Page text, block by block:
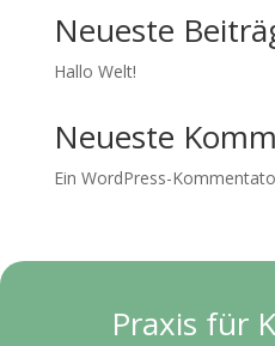
Neueste
Hallo Welt!
Neueste
Ein WordPress-
Praxis für